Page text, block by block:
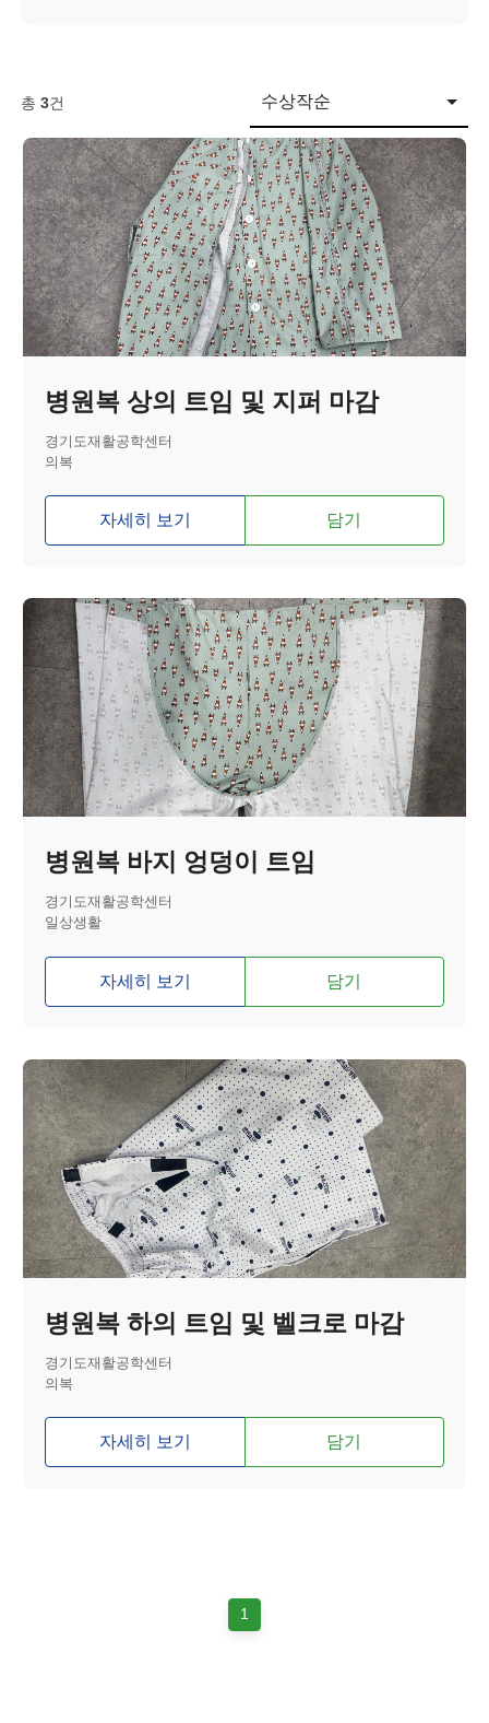
총3건 수상작순
병원복 상의 트임 및 지퍼 마감
경기도재활공학센터
의복
자세히 보기 담기
병원복 바지 엉덩이 트임
경기도재활공학센터
일상생활
자세히 보기 담기
병원복 하의 트임 및 벨크로 마감
경기도재활공학센터
의복
자세히 보기 담기
1